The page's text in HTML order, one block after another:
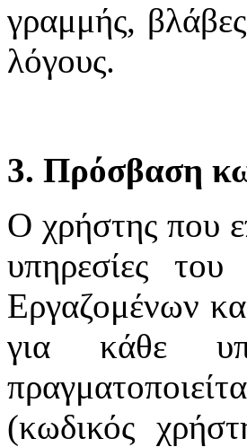
γραμμής,
λόγους.
3. Πρόσβαση
Ο χρήστης που
υπηρεσίες
Εργαζομένων
για κάθε
(κωδικός